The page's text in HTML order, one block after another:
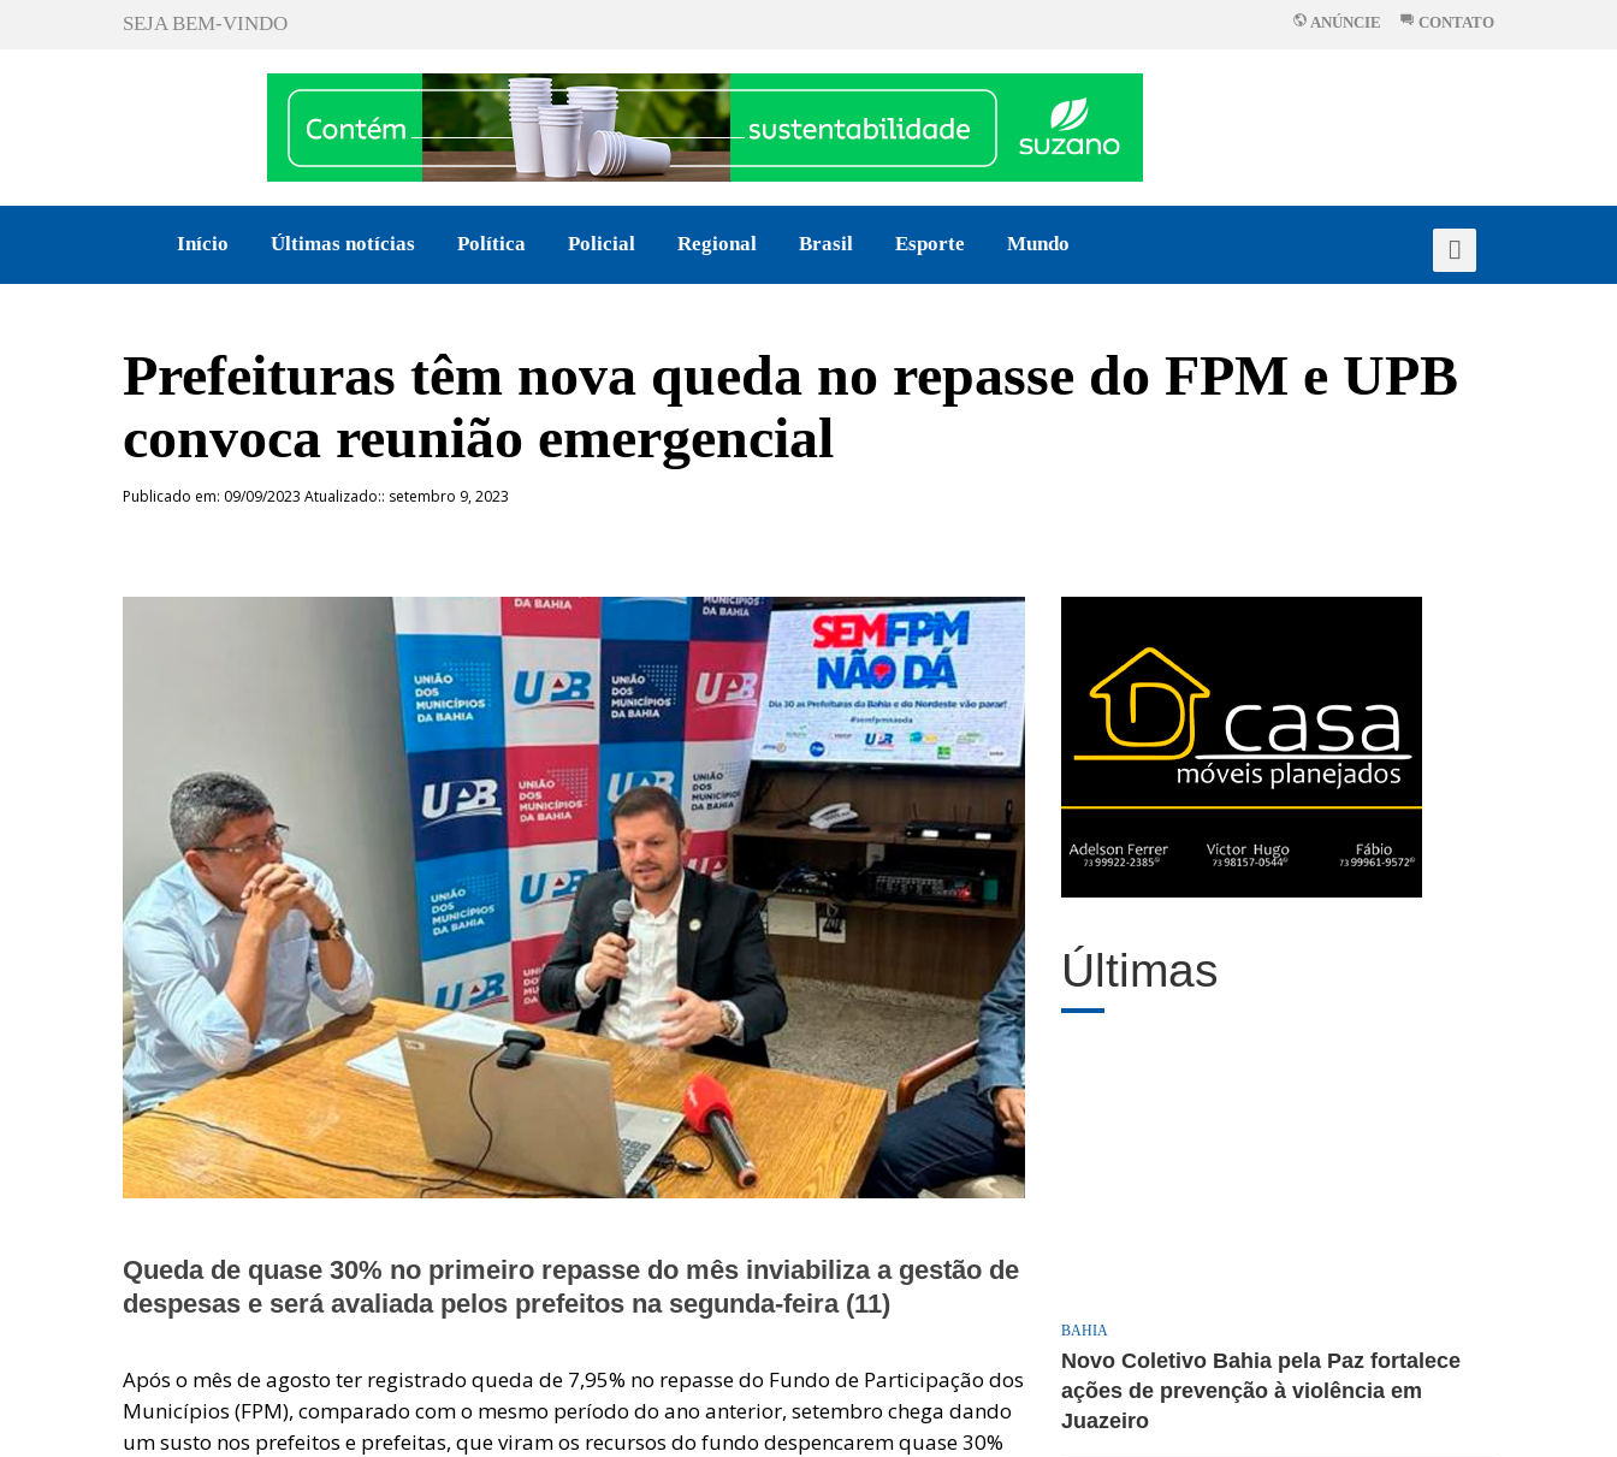
SEJA BEM-VINDO ANÚNCIE CONTATO
Início Últimas notícias Política Policial Regional Brasil Esporte Mundo
Prefeituras têm nova queda no repasse do FPM e UPB
convoca reunião emergencial
Publicado em: 09/09/2023 Atualizado:: setembro 9, 2023
Queda de quase 30% no primeiro repasse do mês inviabiliza a gestão de
despesas e será avaliada pelos prefeitos na segunda-feira (11)
Após o mês de agosto ter registrado queda de 7,95% no repasse do Fundo de Participação dos
Municípios (FPM), comparado com o mesmo período do ano anterior, setembro chega dando
um susto nos prefeitos e prefeitas, que viram os recursos do fundo despencarem quase 30%
Últimas
BAHIA
Novo Coletivo Bahia pela Paz fortalece
ações de prevenção à violência em
Juazeiro